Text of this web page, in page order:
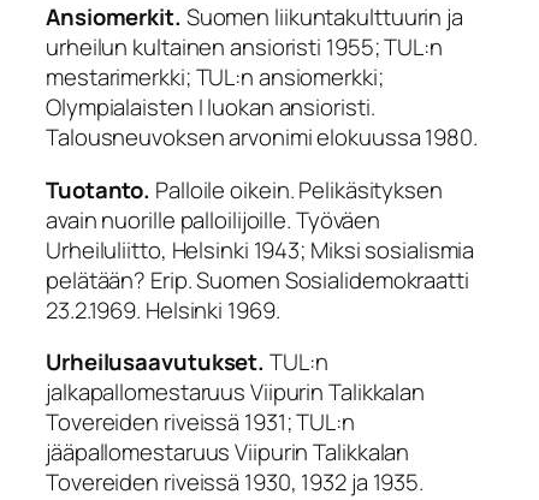
Ansiomerkit. Suomen liikuntakulttuurin ja
urheilun kultainen ansioristi 1955; TUL:n
mestarimerkki; TUL:n ansiomerkki;
Olympialaisten I luokan ansioristi.
Talousneuvoksen arvonimi elokuussa 1980.
Tuotanto. Palloile oikein. Pelikäsityksen
avain nuorille palloilijoille. Työväen
Urheiluliitto, Helsinki 1943; Miksi sosialismia
pelätään? Erip. Suomen Sosialidemokraatti
23.2.1969. Helsinki 1969.
Urheilusaavutukset. TUL:n
jalkapallomestaruus Viipurin Talikkalan
Tovereiden riveissä 1931; TUL:n
jääpallomestaruus Viipurin Talikkalan
Tovereiden riveissä 1930, 1932 ja 1935.